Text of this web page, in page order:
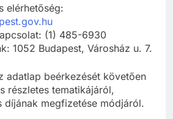
elérhetőség:
(1) 485-6930
1052 Budapest, Városház u. 7.
adatlap beérkezését követően
részletes tematikájáról,
díjának megfizetése módjáról.